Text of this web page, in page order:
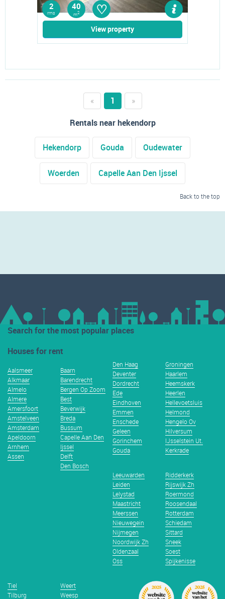
2
rms
40
m2 ♡
View property
« 1
»
Rentals near hekendorp
Hekendorp Gouda Oudewater
Woerden Capelle Aan Den Ijssel
Back to the top
Search for the most popular places
Houses for rent
Aalsmeer
Alkmaar
Almelo
Almere
Amersfoort
Amstelveen
Amsterdam
Apeldoorn
Arnhem
Assen
Baarn
Barendrecht
Bergen Op Zoom
Best
Beverwijk
Breda
Bussum
Capelle Aan Den
Ijssel
Delft
Den Bosch
Den Haag
Deventer
Dordrecht
Ede
Eindhoven
Emmen
Enschede
Geleen
Gorinchem
Gouda
Groningen
Haarlem
Heemskerk
Heerlen
Hellevoetsluis
Helmond
Hengelo Ov
Hilversum
IJsselstein Ut.
Kerkrade
Leeuwarden
Leiden
Lelystad
Maastricht
Meerssen
Nieuwegein
Nijmegen
Noordwijk Zh
Oldenzaal
Oss
Ridderkerk
Rijswijk Zh
Roermond
Roosendaal
Rotterdam
Schiedam
Sittard
Sneek
Soest
Spijkenisse
Tiel
Tilburg
Weert
Weesp